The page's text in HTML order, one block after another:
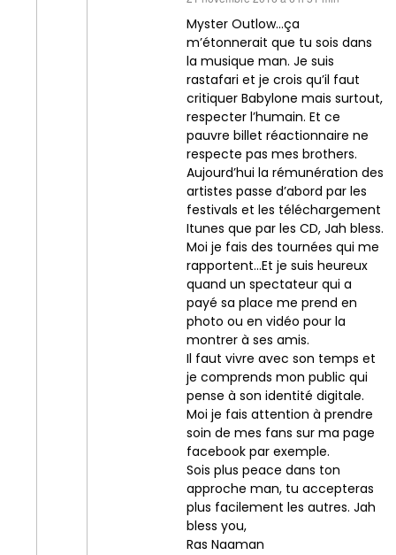
Myster Outlow…ça
m’étonnerait que tu sois dans
la musique man. Je suis
rastafari et je crois qu’il faut
critiquer Babylone mais surtout,
respecter l’humain. Et ce
pauvre billet réactionnaire ne
respecte pas mes brothers.
Aujourd’hui la rémunération des
artistes passe d’abord par les
festivals et les téléchargement
Itunes que par les CD, Jah bless.
Moi je fais des tournées qui me
rapportent…Et je suis heureux
quand un spectateur qui a
payé sa place me prend en
photo ou en vidéo pour la
montrer à ses amis.
Il faut vivre avec son temps et
je comprends mon public qui
pense à son identité digitale.
Moi je fais attention à prendre
soin de mes fans sur ma page
facebook par exemple.
Sois plus peace dans ton
approche man, tu accepteras
plus facilement les autres. Jah
bless you,
Ras Naaman